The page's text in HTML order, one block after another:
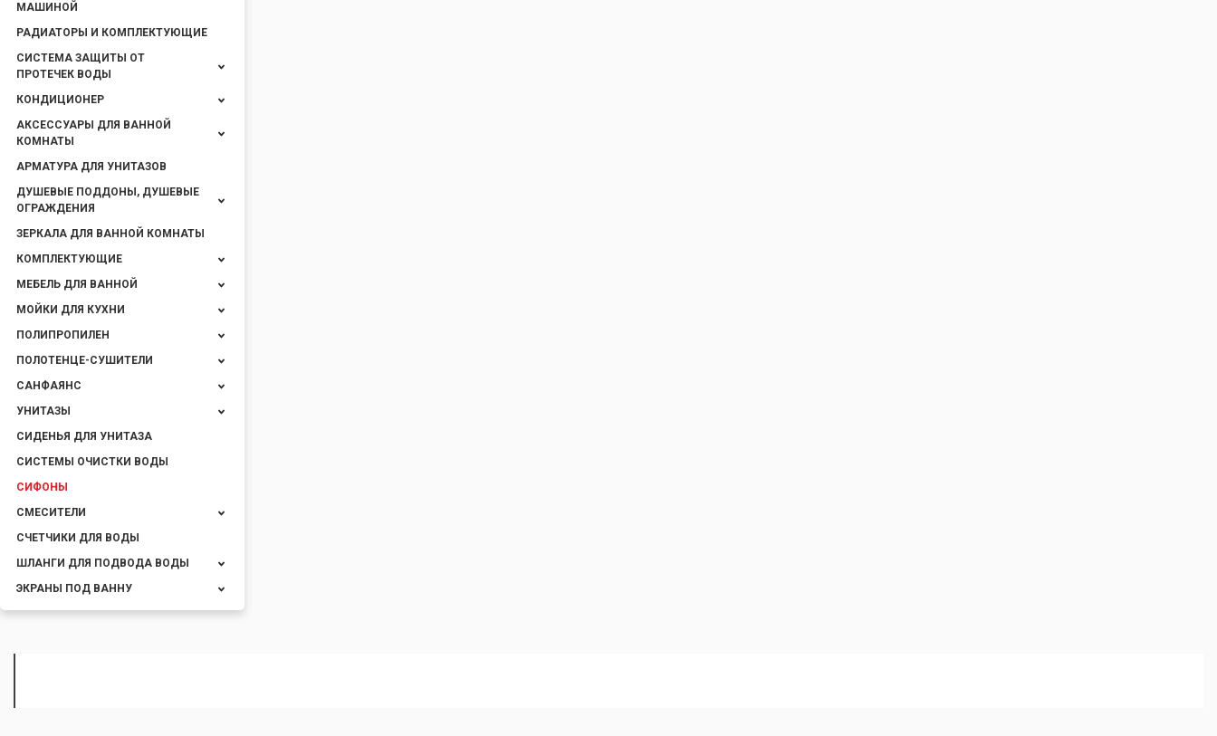
МАШИНОЙ
РАДИАТОРЫ И КОМПЛЕКТУЮЩИЕ
СИСТЕМА ЗАЩИТЫ ОТ
ПРОТЕЧЕК ВОДЫ
КОНДИЦИОНЕР
АКСЕССУАРЫ ДЛЯ ВАННОЙ
КОМНАТЫ
АРМАТУРА ДЛЯ УНИТАЗОВ
ДУШЕВЫЕ ПОДДОНЫ, ДУШЕВЫЕ
ОГРАЖДЕНИЯ
ЗЕРКАЛА ДЛЯ ВАННОЙ КОМНАТЫ
КОМПЛЕКТУЮЩИЕ
МЕБЕЛЬ ДЛЯ ВАННОЙ
МОЙКИ ДЛЯ КУХНИ
ПОЛИПРОПИЛЕН
ПОЛОТЕНЦЕ-СУШИТЕЛИ
САНФАЯНС
УНИТАЗЫ
СИДЕНЬЯ ДЛЯ УНИТАЗА
СИСТЕМЫ ОЧИСТКИ ВОДЫ
СИФОНЫ
СМЕСИТЕЛИ
СЧЕТЧИКИ ДЛЯ ВОДЫ
ШЛАНГИ ДЛЯ ПОДВОДА ВОДЫ
ЭКРАНЫ ПОД ВАННУ